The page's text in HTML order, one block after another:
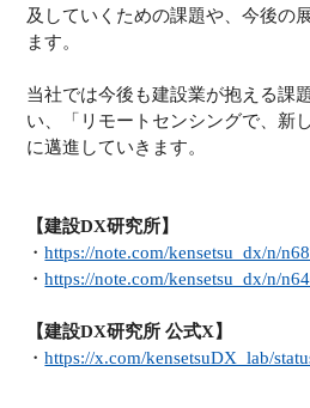
及していくための課題や、今後の
ます。
当社では今後も建設業が抱える課
い、「リモートセンシングで、新
に邁進していきます。
【建設DX研究所】
・https://note.com/kensetsu_dx/n/
・https://note.com/kensetsu_dx/n/
【建設DX研究所 公式X】
・https://x.com/kensetsuDX_lab/